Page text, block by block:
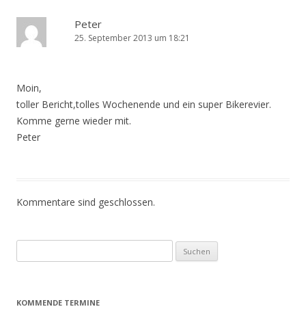
Peter
25. September 2013 um 18:21
Moin,
toller Bericht,tolles Wochenende und ein super Bikerevier.
Komme gerne wieder mit.
Peter
Kommentare sind geschlossen.
nach:
KOMMENDE TERMINE